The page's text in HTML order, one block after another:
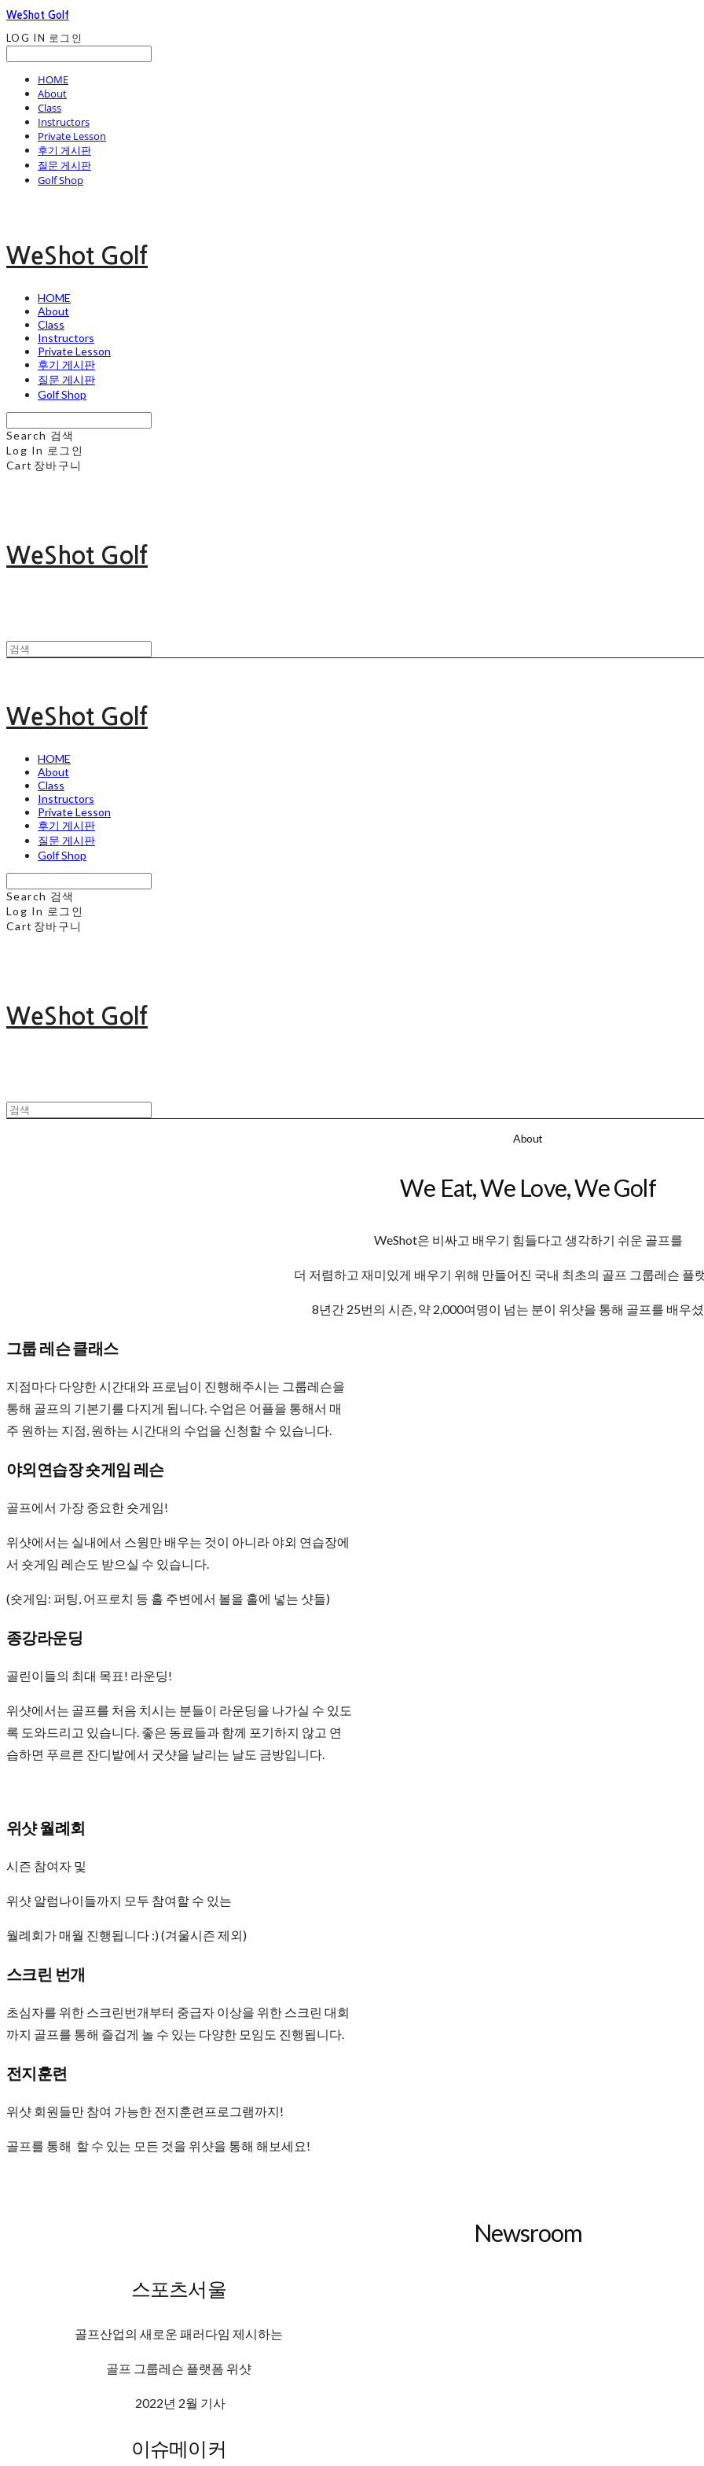
WeShot Golf
LOG IN 로그인
HOME
About
Class
Instructors
Private Lesson
후기 게시판
질문 게시판
Golf Shop
WeShot Golf
HOME
About
Class
Instructors
Private Lesson
후기 게시판
질문 게시판
Golf Shop
Search 검색
Log In 로그인
Cart 장바구니
WeShot Golf
WeShot Golf
HOME
About
Class
Instructors
Private Lesson
후기 게시판
질문 게시판
Golf Shop
Search 검색
Log In 로그인
Cart 장바구니
WeShot Golf
About
We Eat, We Love, We Golf
WeShot은 비싸고 배우기 힘들다고 생각하기 쉬운 골프를
더 저렴하고 재미있게 배우기 위해 만들어진 국내 최초의 골프 그룹레슨 플
8년간 25번의 시즌, 약 2,000여명이 넘는 분이 위샷을 통해 골프를 배우
그룹 레슨 클래스
지점마다 다양한 시간대와 프로님이 진행해주시는 그룹레슨을
통해 골프의 기본기를 다지게 됩니다. 수업은 어플을 통해서 매
주 원하는 지점, 원하는 시간대의 수업을 신청할 수 있습니다.
야외연습장 숏게임 레슨
골프에서 가장 중요한 숏게임!
위샷에서는 실내에서 스윙만 배우는 것이 아니라 야외 연습장에
서 숏게임 레슨도 받으실 수 있습니다.
(숏게임: 퍼팅, 어프로치 등 홀 주변에서 볼을 홀에 넣는 샷들)
종강라운딩
골린이들의 최대 목표! 라운딩!
위샷에서는 골프를 처음 치시는 분들이 라운딩을 나가실 수 있도
록 도와드리고 있습니다. 좋은 동료들과 함께 포기하지 않고 연
습하면 푸르른 잔디밭에서 굿샷을 날리는 날도 금방입니다.
위샷 월례회
시즌 참여자 및
위샷 알럼나이들까지 모두 참여할 수 있는
월례회가 매월 진행됩니다 :) (겨울시즌 제외)
스크린 번개
초심자를 위한 스크린번개부터 중급자 이상을 위한 스크린 대회
까지 골프를 통해 즐겁게 놀 수 있는 다양한 모임도 진행됩니다.
전지훈련
위샷 회원들만 참여 가능한 전지훈련프로그램까지!
골프를 통해 할 수 있는 모든 것을 위샷을 통해 해보세요!
Newsroom
스포츠서울
골프산업의 새로운 패러다임 제시하는
골프 그룹레슨 플랫폼 위샷
2022년 2월 기사
이슈메이커